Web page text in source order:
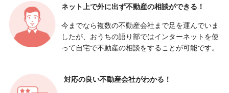
ネット上で外に出ず不動産の相談ができる！
今までなら複数の不動産会社まで足を運んでいま
したが、おうちの語り部ではインターネットを使
って自宅で不動産の相談をすることが可能です。
対応の良い不動産会社がわかる！